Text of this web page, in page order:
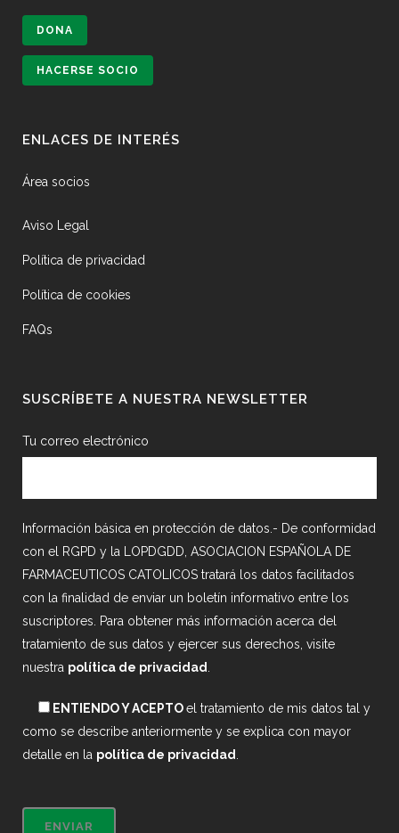
DONA
HACERSE SOCIO
ENLACES DE INTERÉS
Área socios
Aviso Legal
Política de privacidad
Política de cookies
FAQs
SUSCRÍBETE A NUESTRA NEWSLETTER
Tu correo electrónico
Información básica en protección de datos.- De conformidad
con el RGPD y la LOPDGDD, ASOCIACION ESPAÑOLA DE
FARMACEUTICOS CATOLICOS tratará los datos facilitados
con la finalidad de enviar un boletín informativo entre los
suscriptores. Para obtener más información acerca del
tratamiento de sus datos y ejercer sus derechos, visite
nuestra política de privacidad
ENTIENDO Y ACEPTOel tratamiento de mis datos tal y
como se describe anteriormente y se explica con mayor
detalle en la política de privacidad